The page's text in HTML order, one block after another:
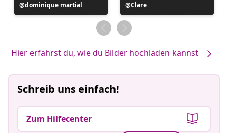
Beitrag
veröffentlicht
dominique martial
Beitrag
veröffentlicht
von
Clare
Hier erfährst du, wie du Bilder hochladen kannst
Schreib uns einfach!
Zum Hilfecenter